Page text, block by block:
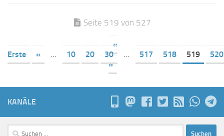
Seite 519 von 527
«
Erste
« ... 10 20 30 ... 517 518 519
520
»
KANÄLE
Suchen